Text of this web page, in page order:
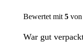
Bewertet mit 5
War gut